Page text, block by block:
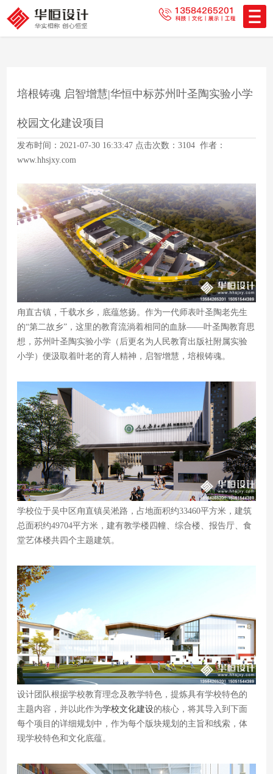
培根铸魂 启智增慧|华恒中标苏州叶圣陶实验小学
校园文化建设项目
发布时间：2021-07-30 16:33:47 点击次数：3104 作者：
www.hhsjxy.com
甪直古镇，千载水乡，底蕴悠扬。作为一代师表叶圣陶老先生
的“第二故乡”，这里的教育流淌着相同的血脉——叶圣陶教育思
想，苏州叶圣陶实验小学（后更名为人民教育出版社附属实验
小学）便汲取着叶老的育人精神，启智增慧，培根铸魂。
学校位于吴中区甪直镇吴淞路，占地面积约33460平方米，建筑
总面积约49704平方米，建有教学楼四幢、综合楼、报告厅、食
堂艺体楼共四个主题建筑。
设计团队根据学校教育理念及教学特色，提炼具有学校特色的
主题内容，并以此作为学校文化建设的核心，将其导入到下面
每个项目的详细规划中，作为每个版块规划的主旨和线索，体
现学校特色和文化底蕴。